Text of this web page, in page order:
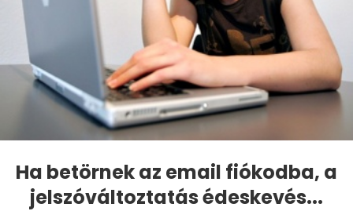
Ha betörnek az email fiókodba, a
jelszóváltoztatás édeskevés...